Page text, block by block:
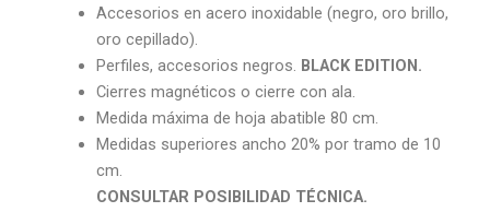
Accesorios en acero inoxidable (negro, oro brillo,
oro cepillado).
Perfiles, accesorios negros. BLACK EDITION.
Cierres magnéticos o cierre con ala.
Medida máxima de hoja abatible 80 cm.
Medidas superiores ancho 20% por tramo de 10
cm.
CONSULTAR POSIBILIDAD TÉCNICA.